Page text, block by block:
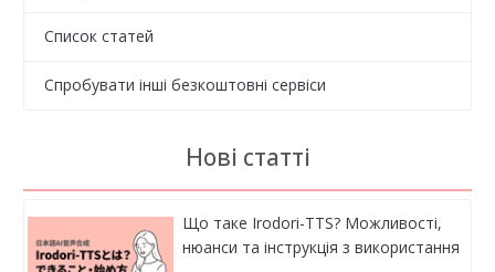
Список статей
Спробувати інші безкоштовні сервіси
Нові статті
Що таке Irodori-TTS? Можливості,
нюанси та інструкція з використання